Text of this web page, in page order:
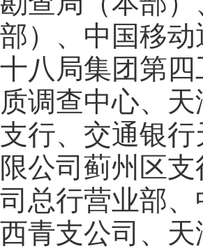
部）、中国移
十八局集团第
质调查中心、
支行、交通银
限公司蓟州区
司总行营业部
西青支公司、